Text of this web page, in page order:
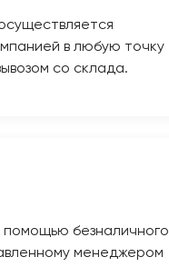
в любую точку
со склада.
помощью безналичного
менеджером